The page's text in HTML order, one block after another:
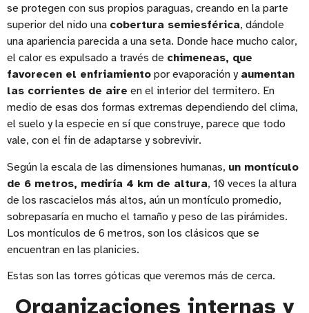
se protegen con sus propios paraguas, creando en la parte
superior del nido una cobertura semiesférica, dándole
una apariencia parecida a una seta. Donde hace mucho calor,
el calor es expulsado a través de chimeneas, que
favorecen el enfriamiento por evaporación y aumentan
las corrientes de aire en el interior del termitero. En
medio de esas dos formas extremas dependiendo del clima,
el suelo y la especie en sí que construye, parece que todo
vale, con el fin de adaptarse y sobrevivir.
Según la escala de las dimensiones humanas, un montículo
de 6 metros, mediría 4 km de altura, 10 veces la altura
de los rascacielos más altos, aún un montículo promedio,
sobrepasaría en mucho el tamaño y peso de las pirámides.
Los montículos de 6 metros, son los clásicos que se
encuentran en las planicies.
Estas son las torres góticas que veremos más de cerca.
Organizaciones internas y